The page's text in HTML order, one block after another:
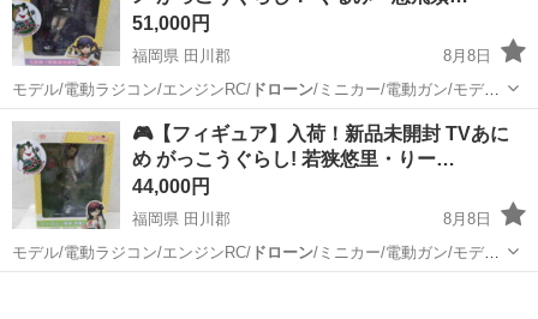
51,000円
福岡県 田川郡
8月8日
モデル/電動ラジコン/エンジンRC/ドローン/ミニカー/電動ガン/モデル
ガン/ガ…
福岡 田川郡 フィギュア 買取
🎮【フィギュア】入荷！新品未開封 TVあに
め がっこうぐらし! 若狭悠里・りー…
44,000円
福岡県 田川郡
8月8日
モデル/電動ラジコン/エンジンRC/ドローン/ミニカー/電動ガン/モデル
ガン/ガ…